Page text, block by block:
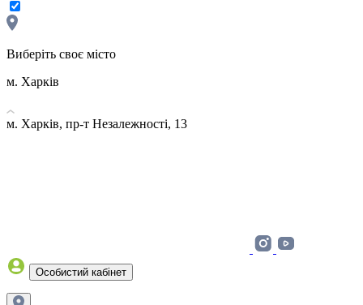
Виберіть своє місто
м. Харків
м. Харків, пр-т Незалежності, 13
Особистий кабінет